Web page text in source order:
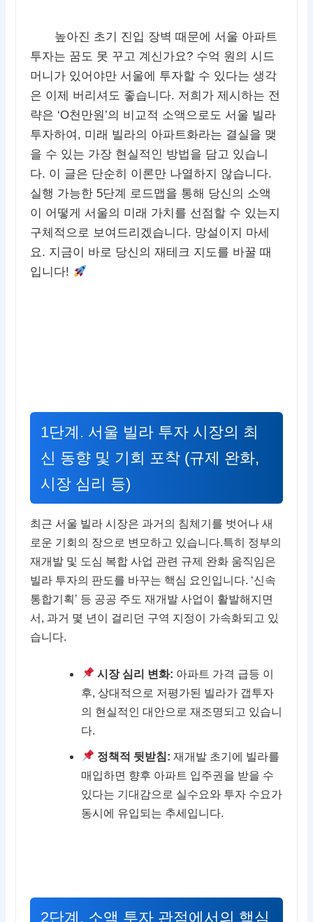
높아진 초기 진입 장벽 때문에 서울 아파트
투자는 꿈도 못 꾸고 계신가요? 수억 원의 시드
머니가 있어야만 서울에 투자할 수 있다는 생각
은 이제 버리셔도 좋습니다. 저희가 제시하는 전
략은 ‘O천만원’의 비교적 소액으로도 서울 빌라
투자하여, 미래 빌라의 아파트화라는 결실을 맺
을 수 있는 가장 현실적인 방법을 담고 있습니
다. 이 글은 단순히 이론만 나열하지 않습니다.
실행 가능한 5단계 로드맵을 통해 당신의 소액
이 어떻게 서울의 미래 가치를 선점할 수 있는지
구체적으로 보여드리겠습니다. 망설이지 마세
요. 지금이 바로 당신의 재테크 지도를 바꿀 때
입니다!
1단계. 서울 빌라 투자 시장의 최
신 동향 및 기회 포착 (규제 완화,
시장 심리 등)
최근 서울 빌라 시장은 과거의 침체기를 벗어나 새
로운 기회의 장으로 변모하고 있습니다.특히 정부의
재개발 및 도심 복합 사업 관련 규제 완화 움직임은
빌라 투자의 판도를 바꾸는 핵심 요인입니다. ‘신속
통합기획’ 등 공공 주도 재개발 사업이 활발해지면
서, 과거 몇 년이 걸리던 구역 지정이 가속화되고 있
습니다.
시장 심리 변화: 아파트 가격 급등 이
후, 상대적으로 저평가된 빌라가 갭투자
의 현실적인 대안으로 재조명되고 있습니
다.
정책적 뒷받침: 재개발 초기에 빌라를
매입하면 향후 아파트 입주권을 받을 수
있다는 기대감으로 실수요와 투자 수요가
동시에 유입되는 추세입니다.
2단계. 소액 투자 관점에서의 핵심